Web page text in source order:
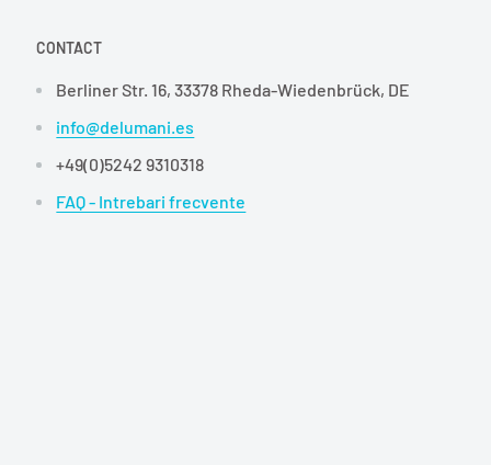
CONTACT
Berliner Str. 16, 33378 Rheda-Wiedenbrück, DE
info@delumani.es
+49(0)5242 9310318
FAQ - Intrebari frecvente